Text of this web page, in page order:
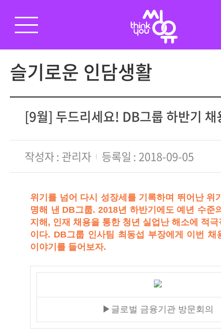
슬기로운 인담생활
[9월] 두드리세요! DB그룹 하반기
작성자 관리자 등록일 2018-09-05
위기를 넘어 다시 성장세를 기록하며 뛰어난 위
명해 낸 DB그룹. 2018년 하반기에도 예년 수준
지해, 인재 채용을 통한 청년 실업난 해소에 적
이다. DB그룹 인사팀 최동섭 부장에게 이번 채
이야기를 들어보자.
▶글로벌 금융기관 방문회의